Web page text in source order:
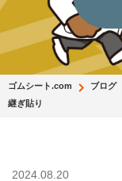
ゴムシート.com ブログ
継ぎ貼り
2024.08.20